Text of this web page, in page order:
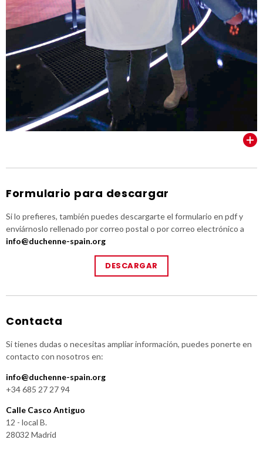
Formulario para descargar
Si lo prefieres, también puedes descargarte el formulario en pdf y
enviárnoslo rellenado por correo postal o por correo electrónico a
info@duchenne-spain.org
DESCARGAR
Contacta
Si tienes dudas o necesitas ampliar información, puedes ponerte en
contacto con nosotros en:
info@duchenne-spain.org
+34 685 27 27 94
Calle Casco Antiguo
12 - local B.
28032 Madrid